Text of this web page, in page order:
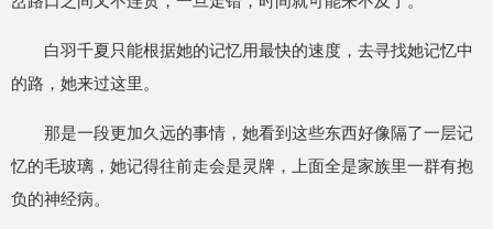
白羽千夏只能根据她的记忆用最快的速度，去寻找她记忆中
的路，她来过这里。
那是一段更加久远的事情，她看到这些东西好像隔了一层记
忆的毛玻璃，她记得往前走会是灵牌，上面全是家族里一群有抱
负的神经病。